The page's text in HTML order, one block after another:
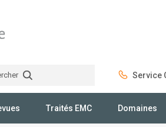
Service
Traités EMC Domaines